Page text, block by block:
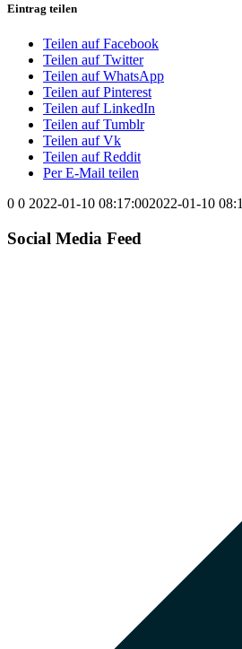
Eintrag teilen
Teilen auf Facebook
Teilen auf Twitter
Teilen auf WhatsApp
Teilen auf Pinterest
Teilen auf LinkedIn
Teilen auf Tumblr
Teilen auf Vk
Teilen auf Reddit
Per E-Mail teilen
0 0 2022-01-10 08:17:002022-01-10
Social Media Feed